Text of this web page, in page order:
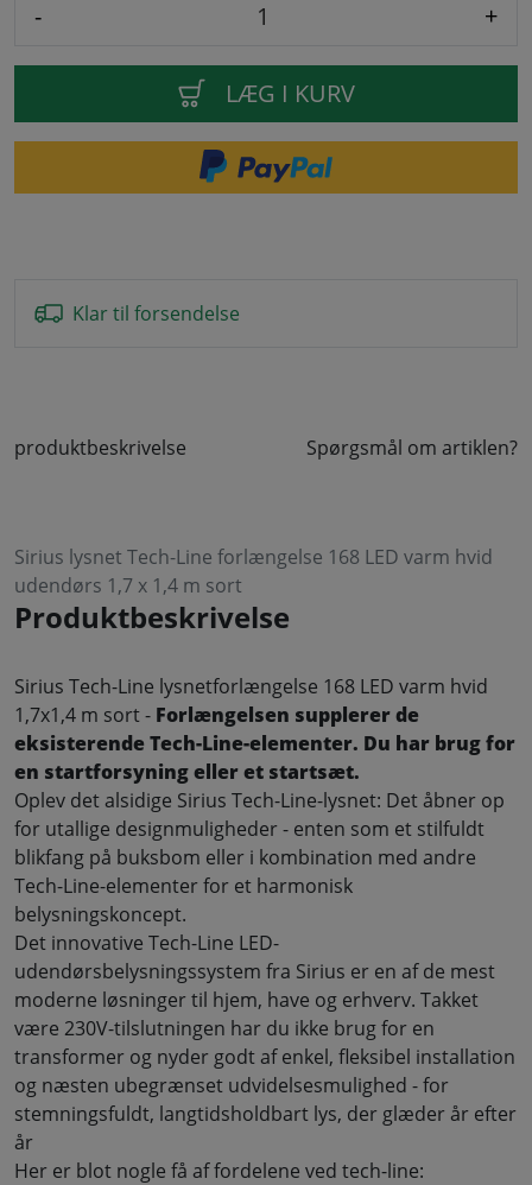
- +
LÆG I KURV
Klar til forsendelse
produktbeskrivelse Spørgsmål om artiklen?
Sirius lysnet Tech-Line forlængelse 168 LED varm hvid
udendørs 1,7 x 1,4 m sort
Produktbeskrivelse
Sirius Tech-Line lysnetforlængelse 168 LED varm hvid
1,7x1,4 m sort - Forlængelsen supplerer de
eksisterende Tech-Line-elementer. Du har brug for
en startforsyning eller et startsæt.
Oplev det alsidige Sirius Tech-Line-lysnet: Det åbner op
for utallige designmuligheder - enten som et stilfuldt
blikfang på buksbom eller i kombination med andre
Tech-Line-elementer for et harmonisk
belysningskoncept.
Det innovative Tech-Line LED-
udendørsbelysningssystem fra Sirius er en af de mest
moderne løsninger til hjem, have og erhverv. Takket
være 230V-tilslutningen har du ikke brug for en
transformer og nyder godt af enkel, fleksibel installation
og næsten ubegrænset udvidelsesmulighed - for
stemningsfuldt, langtidsholdbart lys, der glæder år efter
år
Her er blot nogle få af fordelene ved tech-line: